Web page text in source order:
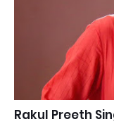
Rakul Preeth